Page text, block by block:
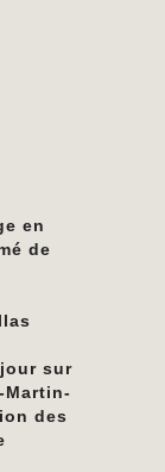
en
de
sur
des